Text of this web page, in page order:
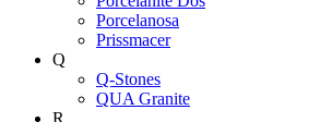
Porcelanosa
Prissmacer
Q
Q-Stones
QUA Granite
R